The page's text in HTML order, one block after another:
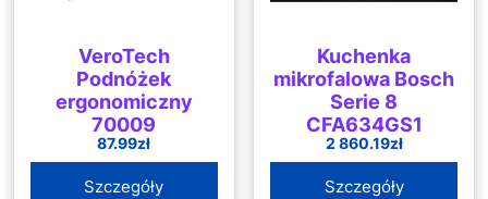
VeroTech
Podnóżek
ergonomiczny
70009
87.99zł
Szczegóły
Kuchenka
mikrofalowa Bosch
Serie 8
CFA634GS1
2 860.19zł
Szczegóły